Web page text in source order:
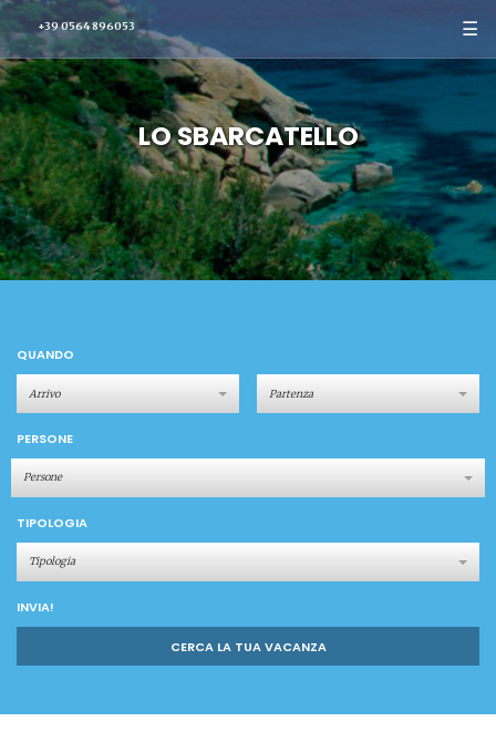
+39 0564 896053 ☰
LO SBARCATELLO
QUANDO
PERSONE
Persone
TIPOLOGIA
Tipologia
INVIA!
CERCA LA TUA VACANZA